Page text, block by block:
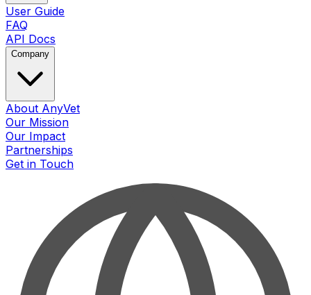
User Guide
FAQ
API Docs
Company
About AnyVet
Our Mission
Our Impact
Partnerships
Get in Touch